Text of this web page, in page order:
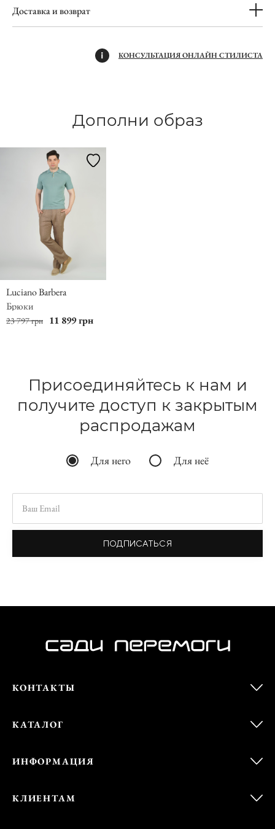
Доставка и возврат
КОНСУЛЬТАЦИЯ ОНЛАЙН СТИЛИСТА
Дополни образ
Luciano Barbera
Брюки
23 797 грн 11 899 грн
Присоединяйтесь к нам и
получите доступ к закрытым
распродажам
Для него Для неё
ПОДПИСАТЬСЯ
КОНТАКТЫ
КАТАЛОГ
ИНФОРМАЦИЯ
КЛИЕНТАМ